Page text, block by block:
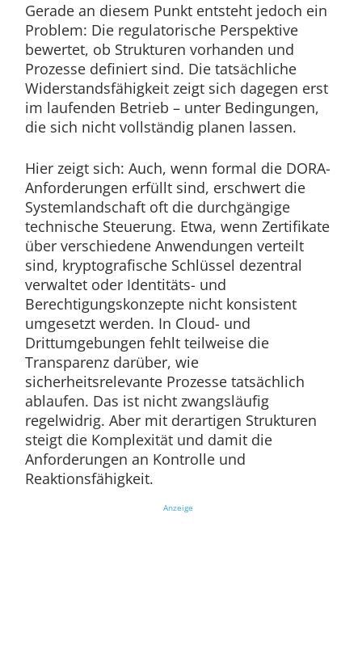
Gerade an diesem Punkt entsteht jedoch ein
Problem: Die regulatorische Perspektive
bewertet, ob Strukturen vorhanden und
Prozesse definiert sind. Die tatsächliche
Widerstandsfähigkeit zeigt sich dagegen erst
im laufenden Betrieb – unter Bedingungen,
die sich nicht vollständig planen lassen.
Hier zeigt sich: Auch, wenn formal die DORA-
Anforderungen erfüllt sind, erschwert die
Systemlandschaft oft die durchgängige
technische Steuerung. Etwa, wenn Zertifikate
über verschiedene Anwendungen verteilt
sind, kryptografische Schlüssel dezentral
verwaltet oder Identitäts- und
Berechtigungskonzepte nicht konsistent
umgesetzt werden. In Cloud- und
Drittumgebungen fehlt teilweise die
Transparenz darüber, wie
sicherheitsrelevante Prozesse tatsächlich
ablaufen. Das ist nicht zwangsläufig
regelwidrig. Aber mit derartigen Strukturen
steigt die Komplexität und damit die
Anforderungen an Kontrolle und
Reaktionsfähigkeit.
Anzeige